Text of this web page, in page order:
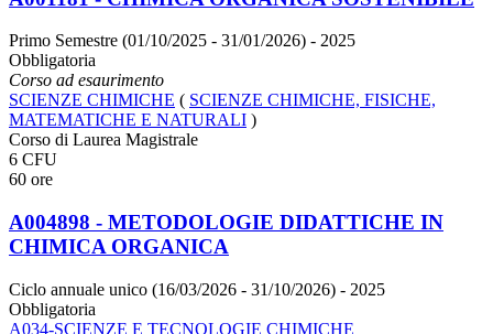
Primo Semestre (01/10/2025 - 31/01/2026) - 2025
Obbligatoria
Corso ad esaurimento
SCIENZE CHIMICHE ( SCIENZE CHIMICHE, FISICHE,
MATEMATICHE E NATURALI )
Corso di Laurea Magistrale
6 CFU
60 ore
A004898 - METODOLOGIE DIDATTICHE IN
CHIMICA ORGANICA
Ciclo annuale unico (16/03/2026 - 31/10/2026) - 2025
Obbligatoria
A034-SCIENZE E TECNOLOGIE CHIMICHE